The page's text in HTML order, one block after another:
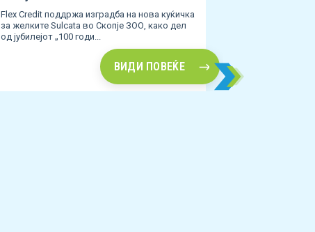
Flex Credit поддржа изградба на нова куќичка
за желките Sulcata во Скопје ЗОО, како дел
од јубилејот „100 годи...
ВИДИ ПОВЕЌЕ